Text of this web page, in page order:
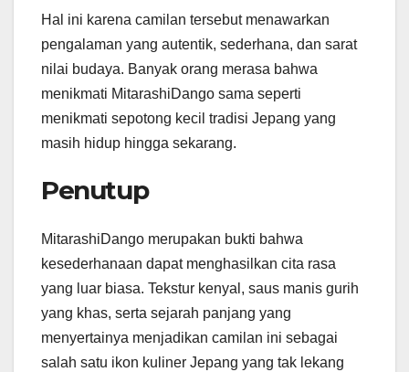
Hal ini karena camilan tersebut menawarkan
pengalaman yang autentik, sederhana, dan sarat
nilai budaya. Banyak orang merasa bahwa
menikmati MitarashiDango sama seperti
menikmati sepotong kecil tradisi Jepang yang
masih hidup hingga sekarang.
Penutup
MitarashiDango merupakan bukti bahwa
kesederhanaan dapat menghasilkan cita rasa
yang luar biasa. Tekstur kenyal, saus manis gurih
yang khas, serta sejarah panjang yang
menyertainya menjadikan camilan ini sebagai
salah satu ikon kuliner Jepang yang tak lekang